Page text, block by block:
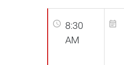
8:30
AM